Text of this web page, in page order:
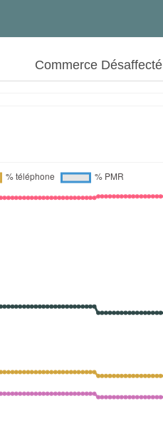
Commerce Désaffecté